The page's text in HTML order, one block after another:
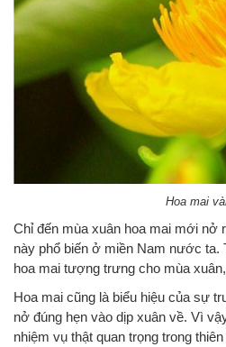
Hoa mai
Chỉ đến mùa xuân hoa mai mới nở
này phổ biến ở miền Nam nước ta.
hoa mai tượng trưng cho mùa
Hoa mai cũng là biểu hiệu của sự
nở đúng hẹn vào dịp xuân về. Vì
nhiệm vụ thật quan trọng trong